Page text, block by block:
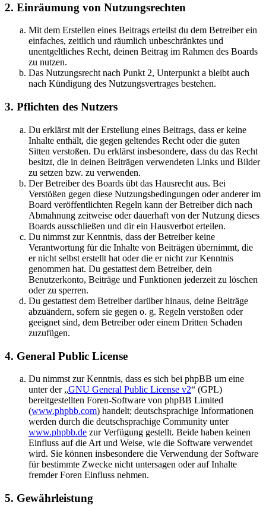
2. Einräumung von Nutzungsrechten
Mit dem Erstellen eines Beitrags erteilst du dem Betreiber ein
einfaches, zeitlich und räumlich unbeschränktes und
unentgeltliches Recht, deinen Beitrag im Rahmen des Boards
zu nutzen.
Das Nutzungsrecht nach Punkt 2, Unterpunkt a bleibt auch
nach Kündigung des Nutzungsvertrages bestehen.
3. Pflichten des Nutzers
Du erklärst mit der Erstellung eines Beitrags, dass er keine
Inhalte enthält, die gegen geltendes Recht oder die guten
Sitten verstoßen. Du erklärst insbesondere, dass du das Recht
besitzt, die in deinen Beiträgen verwendeten Links und Bilder
zu setzen bzw. zu verwenden.
Der Betreiber des Boards übt das Hausrecht aus. Bei
Verstößen gegen diese Nutzungsbedingungen oder anderer im
Board veröffentlichten Regeln kann der Betreiber dich nach
Abmahnung zeitweise oder dauerhaft von der Nutzung dieses
Boards ausschließen und dir ein Hausverbot erteilen.
Du nimmst zur Kenntnis, dass der Betreiber keine
Verantwortung für die Inhalte von Beiträgen übernimmt, die
er nicht selbst erstellt hat oder die er nicht zur Kenntnis
genommen hat. Du gestattest dem Betreiber, dein
Benutzerkonto, Beiträge und Funktionen jederzeit zu löschen
oder zu sperren.
Du gestattest dem Betreiber darüber hinaus, deine Beiträge
abzuändern, sofern sie gegen o. g. Regeln verstoßen oder
geeignet sind, dem Betreiber oder einem Dritten Schaden
zuzufügen.
4. General Public License
Du nimmst zur Kenntnis, dass es sich bei phpBB um eine
unter der „GNU General Public License v2“ (GPL)
bereitgestellten Foren-Software von phpBB Limited
(www.phpbb.com) handelt; deutschsprachige Informationen
werden durch die deutschsprachige Community unter
www.phpbb.de zur Verfügung gestellt. Beide haben keinen
Einfluss auf die Art und Weise, wie die Software verwendet
wird. Sie können insbesondere die Verwendung der Software
für bestimmte Zwecke nicht untersagen oder auf Inhalte
fremder Foren Einfluss nehmen.
5. Gewährleistung